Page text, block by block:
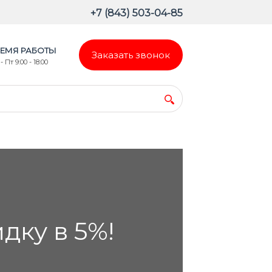
+7 (843) 503-04-85
РАБОТЫ
Пт 9:00 - 18:00
Заказать звонок
в 5%!